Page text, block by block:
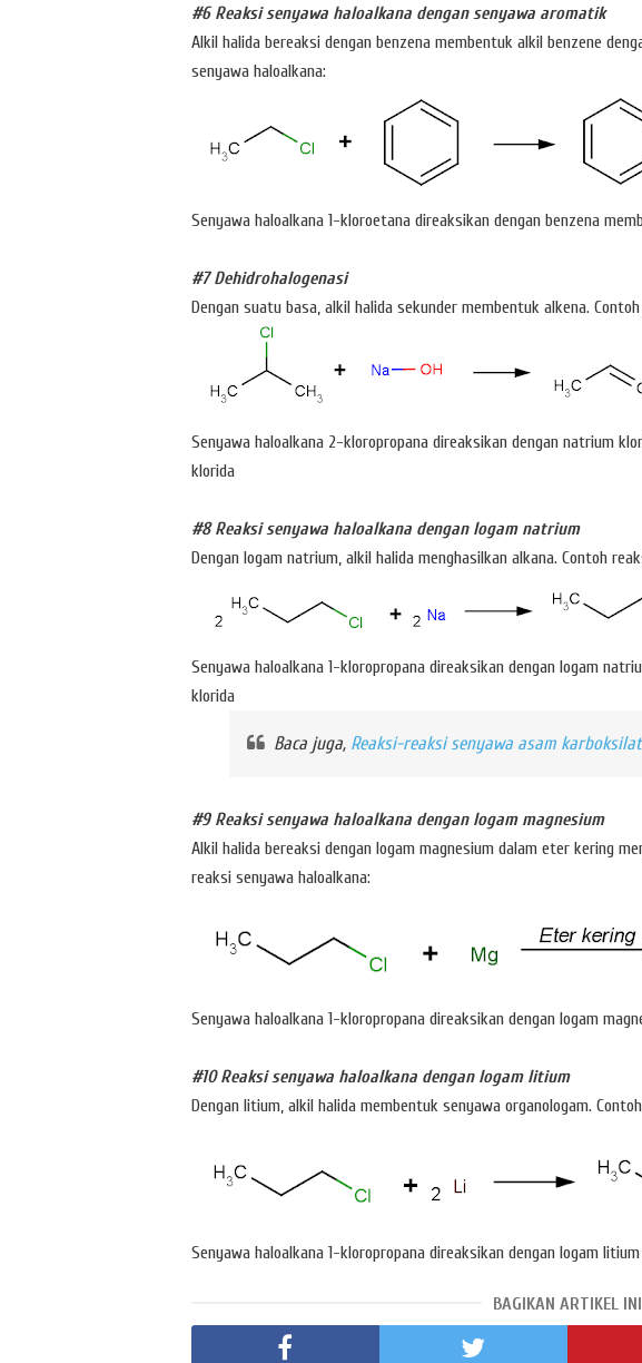
#6 Reaksi senyawa haloalkana dengan senyawa aromatik
Alkil halida bereaksi dengan benzena membentuk alkil benzene
senyawa haloalkana:
Senyawa haloalkana 1-kloroetana direaksikan dengan benzena
#7 Dehidrohalogenasi
Dengan suatu basa, alkil halida sekunder membentuk alkena.
Senyawa haloalkana 2-kloropropana direaksikan dengan natrium
klorida
#8 Reaksi senyawa haloalkana dengan logam natrium
Dengan logam natrium, alkil halida menghasilkan alkana. Contoh
Senyawa haloalkana 1-kloropropana direaksikan dengan logam
klorida
Baca juga, Reaksi-reaksi senyawa asam karboksilat
#9 Reaksi senyawa haloalkana dengan logam magnesium
Alkil halida bereaksi dengan logam magnesium dalam eter kering
reaksi senyawa haloalkana:
Senyawa haloalkana 1-kloropropana direaksikan dengan logam
#10 Reaksi senyawa haloalkana dengan logam litium
Dengan litium, alkil halida membentuk senyawa organologam.
Senyawa haloalkana 1-kloropropana direaksikan dengan logam
BAGIKAN ARTIKEL INI